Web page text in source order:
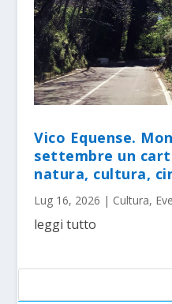
Vico Equense.
settembre un
natura, cultura,
Lug 16, 2026 | Cultura,
leggi tutto